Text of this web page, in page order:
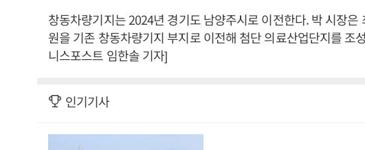
창동차량기지는 2024년 경기도 남양주시로 이전한다. 박 시장은
원을 기존 창동차량기지 부지로 이전해 첨단 의료산업단지를 조
니스포스트 임한솔 기자]
인기기사